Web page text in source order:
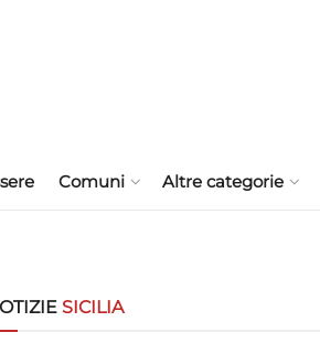
Comuni Altre categorie
SICILIA